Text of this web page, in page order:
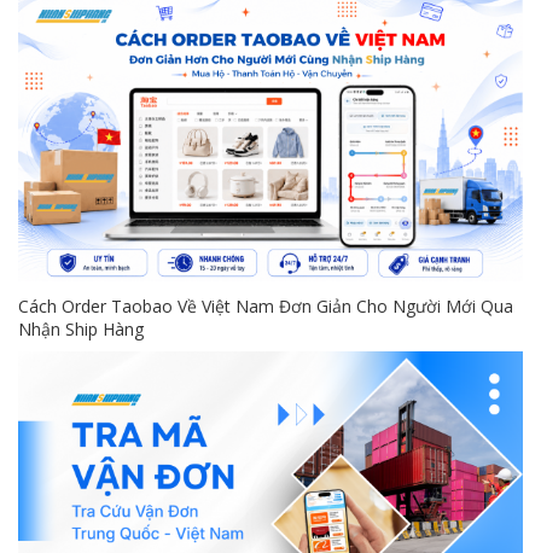
Cách Order Taobao Về Việt Nam Đơn Giản Cho Người Mới Qua
Nhận Ship Hàng